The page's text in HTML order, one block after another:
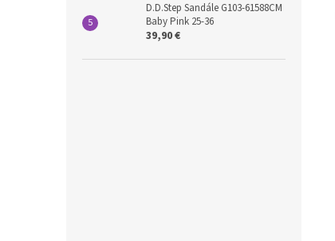
D.D.Step Sandále G103-61588CM
Baby Pink 25-36
39,90 €